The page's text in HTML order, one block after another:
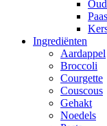
Ingrediënten
Aardappel
Broccoli
Courgette
Couscous
Gehakt
Noedels